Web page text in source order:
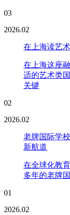
03
2026.02
在上海读艺
在上海这座
适的艺术类
关键
02
2026.02
老牌国际学
新航道
在全球化教
多年的老牌
01
2026.02